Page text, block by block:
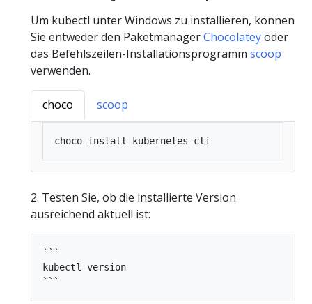
Um kubectl unter Windows zu installieren, können
Sie entweder den PaketmanagerChocolateyoder
das Befehlszeilen-Installationsprogramm scoop
verwenden.
choco scoop
2. Testen Sie, ob die installierte Version
ausreichend aktuell ist:
```
kubectl version